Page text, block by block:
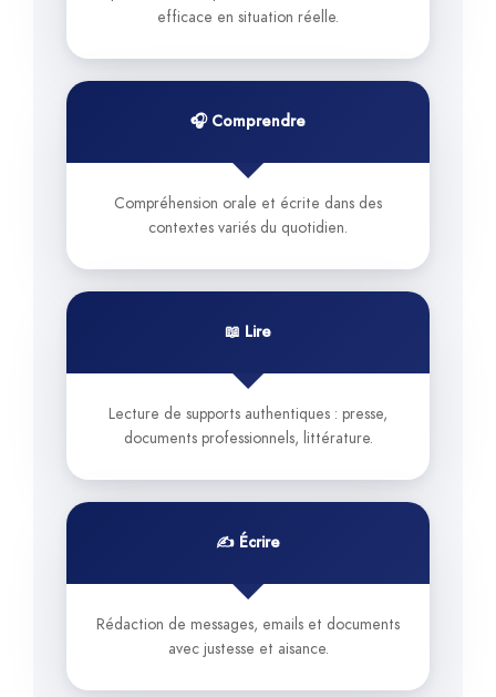
efficace en situation réelle.
🎧 Comprendre
Compréhension orale et écrite dans des
contextes variés du quotidien.
📖 Lire
Lecture de supports authentiques : presse,
documents professionnels, littérature.
✍️ Écrire
Rédaction de messages, emails et documents
avec justesse et aisance.